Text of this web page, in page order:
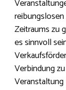
Zeitraums zu
es sinnvoll
Verbindung